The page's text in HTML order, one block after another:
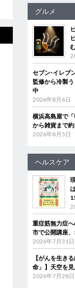
グルメ
セブン‐イレブ
監修から冷製
中
2026年8月6日
横浜高島屋で
から雑貨まで
2026年8月5日
ヘルスケア
重症筋無力症
市で公開講座
2026年7月31日
【がんを生き
命」】天空を
2026年7月28日